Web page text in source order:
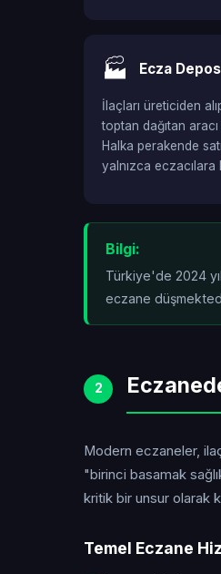
🏭 Ecza
İlaçları üreticiden
toptan dağıtan
Halka perakende
yalnızca eczacılara
Bilgi:
Türkiye'de 2024
eczane
2
Modern eczaneler,
"birinci basamak
kritik bir unsur olarak
Temel Eczane